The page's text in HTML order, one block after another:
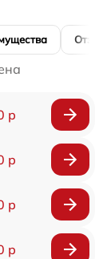
р
р
р
р